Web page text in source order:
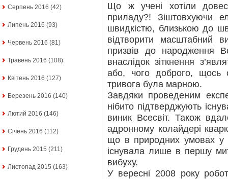
Серпень 2016 (42)
Липень 2016 (93)
Червень 2016 (81)
Травень 2016 (108)
Квітень 2016 (127)
Березень 2016 (140)
Лютий 2016 (146)
Січень 2016 (112)
Грудень 2015 (211)
Листопад 2015 (163)
Що ж учені хотіли
приладу?! Зіштовхуючи
швидкістю, близькою до
відтворити масштабний
призвів до народження
внаслідок зіткнення
або, чого доброго, щось
тривога була марною.
Завдяки проведеним
нібито підтверджують
виник Всесвіт. Також
адронному колайдері
що в природних умовах у
існувала лише в першу
вибуху.
У вересні 2008 року